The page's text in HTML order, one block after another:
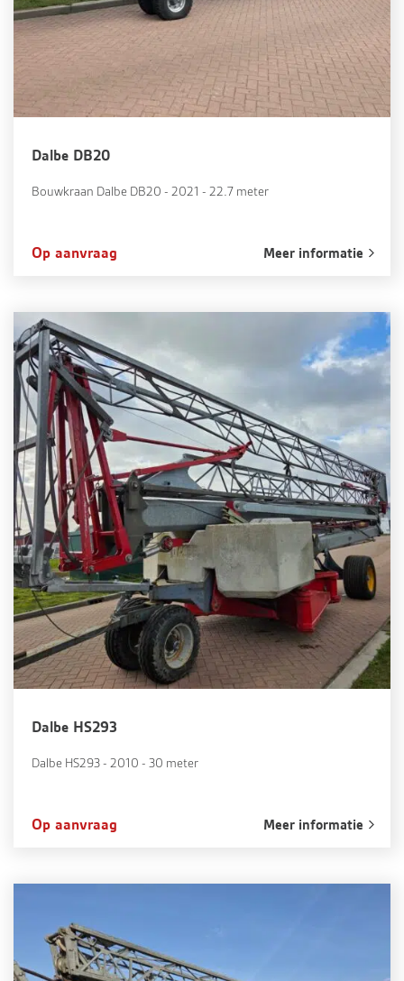
Dalbe DB20
Bouwkraan Dalbe DB20 - 2021 - 22.7 meter
Op aanvraag Meer informatie
Dalbe HS293
Dalbe HS293 - 2010 - 30 meter
Op aanvraag Meer informatie